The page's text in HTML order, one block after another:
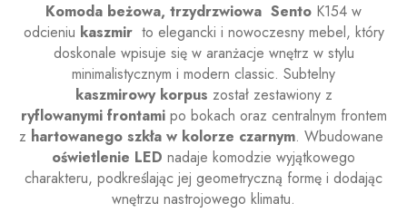
Komoda beżowa, trzydrzwiowa Sento K154 w
odcieniu kaszmirto elegancki i nowoczesny mebel, który
doskonale wpisuje się w aranżacje wnętrz w stylu
minimalistycznym i modern classic. Subtelny
kaszmirowy korpus został zestawiony z
ryflowanymi frontamipo bokach oraz centralnym frontem
z hartowanego szkła w kolorze czarnym. Wbudowane
oświetlenie LED nadaje komodzie wyjątkowego
charakteru, podkreślając jej geometryczną formę i dodając
wnętrzu nastrojowego klimatu.